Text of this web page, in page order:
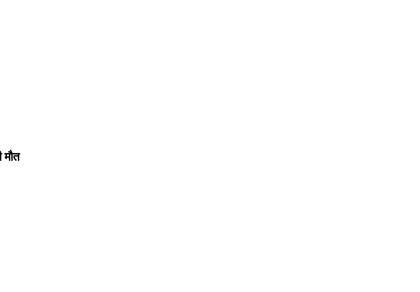
मौत